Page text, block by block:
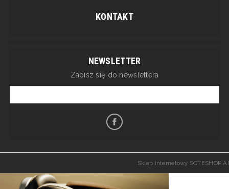
KONTAKT
NEWSLETTER
Zapisz się do newslettera
Sklep internetowy SOTESHOP AI